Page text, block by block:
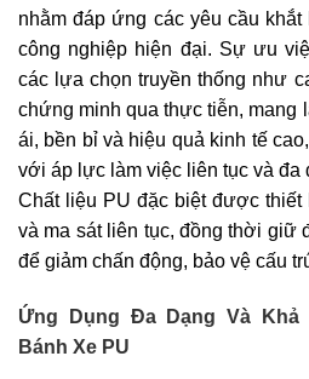
nhằm đáp ứng các yêu cầu
công nghiệp hiện đại. Sự ưu
các lựa chọn truyền thống như
chứng minh qua thực tiễn, mang
ái, bền bỉ và hiệu quả kinh tế
với áp lực làm việc liên tục và đa
Chất liệu PU đặc biệt được thiết
và ma sát liên tục, đồng thời giữ
để giảm chấn động, bảo vệ cấu
Ứng Dụng Đa Dạng Và Khả
Bánh Xe PU